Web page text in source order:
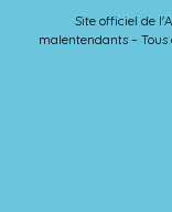
Site officiel de
malentendants –